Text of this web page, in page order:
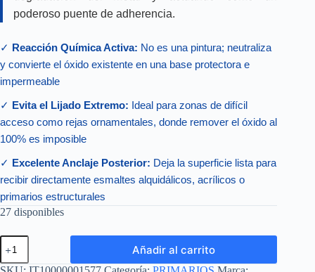
poderoso puente de adherencia.
✓ Reacción Química Activa: No es una pintura; neutraliza
y convierte el óxido existente en una base protectora e
impermeable
✓ Evita el Lijado Extremo: Ideal para zonas de difícil
acceso como rejas ornamentales, donde remover el óxido al
100% es imposible
✓ Excelente Anclaje Posterior: Deja la superficie lista para
recibir directamente esmaltes alquidálicos, acrílicos o
primarios estructurales
27 disponibles
CONVERTOR
CONVERTIDOR
DE
Añadir al carrito